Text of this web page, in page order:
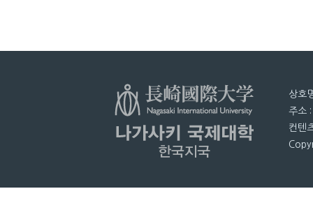
상호
주소
컨텐